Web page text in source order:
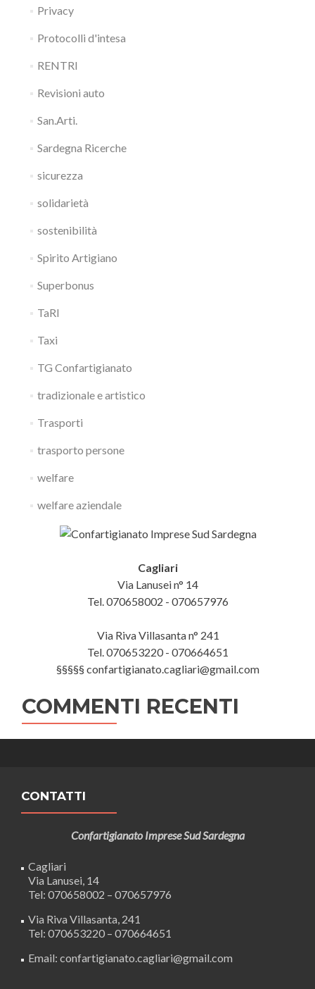
Privacy
Protocolli d'intesa
RENTRI
Revisioni auto
San.Arti.
Sardegna Ricerche
sicurezza
solidarietà
sostenibilità
Spirito Artigiano
Superbonus
TaRI
Taxi
TG Confartigianato
tradizionale e artistico
Trasporti
trasporto persone
welfare
welfare aziendale
Cagliari
Via Lanusei n° 14
Tel. 070658002 - 070657976
Via Riva Villasanta n° 241
Tel. 070653220 - 070664651
§§§§§ confartigianato.cagliari@gmail.com
COMMENTI RECENTI
CONTATTI
Confartigianato Imprese Sud Sardegna
Cagliari
Via Lanusei, 14
Tel: 070658002 – 070657976
Via Riva Villasanta, 241
Tel: 070653220 – 070664651
Email: confartigianato.cagliari@gmail.com